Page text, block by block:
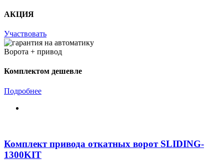
АКЦИЯ
Участвовать
Ворота + привод
Комплектом дешевле
Подробнее
Комплект привода откатных ворот SLIDING-
1300KIT